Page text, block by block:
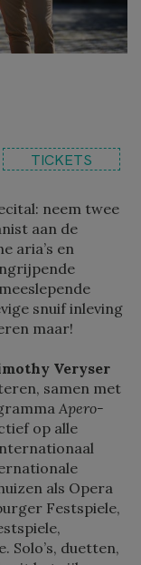
TICKETS
neem twee
aan de
aria’s en
snuif inleving
maar!
Veryser
samen met
Apero-
op alle
als Opera
Festspiele,
Solo’s, duetten,